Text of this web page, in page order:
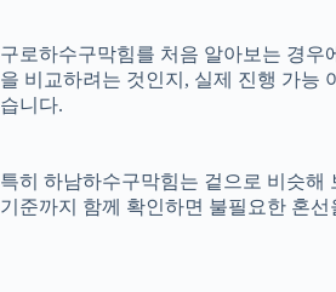
구로하수구막힘를 처음 알아보는 경우
을 비교하려는 것인지, 실제 진행 가능
습니다.
특히 하남하수구막힘는 겉으로 비슷해
기준까지 함께 확인하면 불필요한 혼